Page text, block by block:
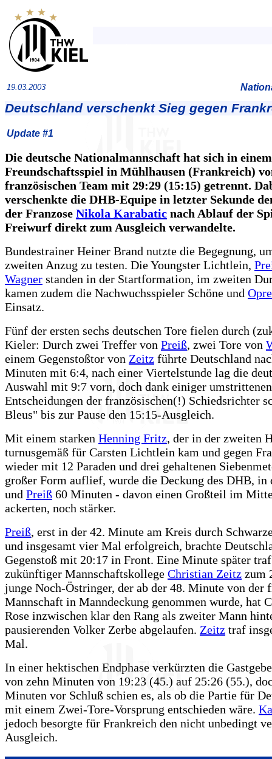
19.03.2003
Deutschland verschenkt Sieg gegen
Update #1
Die deutsche Nationalmannschaft hat sich in einem
Freundschaftsspiel in Mühlhausen (Frankreich)
französischen Team mit 29:29 (15:15) getrennt.
verschenkte die DHB-Equipe in letzter Sekunde
der Franzose Nikola Karabatic nach Ablauf der
Freiwurf direkt zum Ausgleich verwandelte.
Bundestrainer Heiner Brand nutzte die Begegnung,
zweiten Anzug zu testen. Die Youngster Lichtlein,
Wagner standen in der Startformation, im zweiten
kamen zudem die Nachwuchsspieler Schöne und
Einsatz.
Fünf der ersten sechs deutschen Tore fielen durch
Kieler: Durch zwei Treffer von Preiß, zwei Tore von
einem Gegenstoßtor von Zeitz führte Deutschland
Minuten mit 6:4, nach einer Viertelstunde lag die
Auswahl mit 9:7 vorn, doch dank einiger umstrittenen
Entscheidungen der französischen(!) Schiedsrichter
Bleus" bis zur Pause den 15:15-Ausgleich.
Mit einem starken Henning Fritz, der in der zweiten
turnusgemäß für Carsten Lichtlein kam und gegen
wieder mit 12 Paraden und drei gehaltenen
großer Form auflief, wurde die Deckung des DHB, in
und Preiß 60 Minuten - davon einen Großteil im
ackerten, noch stärker.
Preiß, erst in der 42. Minute am Kreis durch
und insgesamt vier Mal erfolgreich, brachte
Gegenstoß mit 20:17 in Front. Eine Minute später
zukünftiger Mannschaftskollege Christian Zeitz zum
junge Noch-Östringer, der ab der 48. Minute von der
Mannschaft in Manndeckung genommen wurde, hat
Rose inzwischen klar den Rang als zweiter Mann
pausierenden Volker Zerbe abgelaufen. Zeitz traf
Mal.
In einer hektischen Endphase verkürzten die
von zehn Minuten von 19:23 (45.) auf 25:26 (55.),
Minuten vor Schluß schien es, als ob die Partie für
mit einem Zwei-Tore-Vorsprung entschieden wäre.
jedoch besorgte für Frankreich den nicht unbedingt
Ausgleich.